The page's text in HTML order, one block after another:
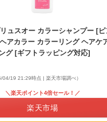
ュスオー カラーシャンプー [ピ
アカラー カラーリング ヘアケ
グ [ギフトラッピング対応]
04/19 21:29時点 | 楽天市場調べ）
＼楽天ポイント4倍セール！／
楽天市場